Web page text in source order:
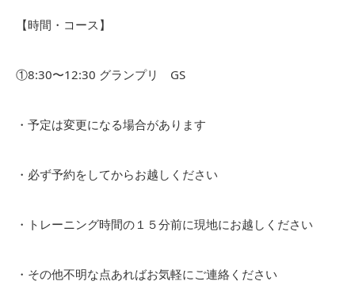
【時間・コース】
①8:30〜12:30 グランプリ GS
・予定は変更になる場合があります
・必ず予約をしてからお越しください
・トレーニング時間の１５分前に現地にお越しください
・その他不明な点あればお気軽にご連絡ください